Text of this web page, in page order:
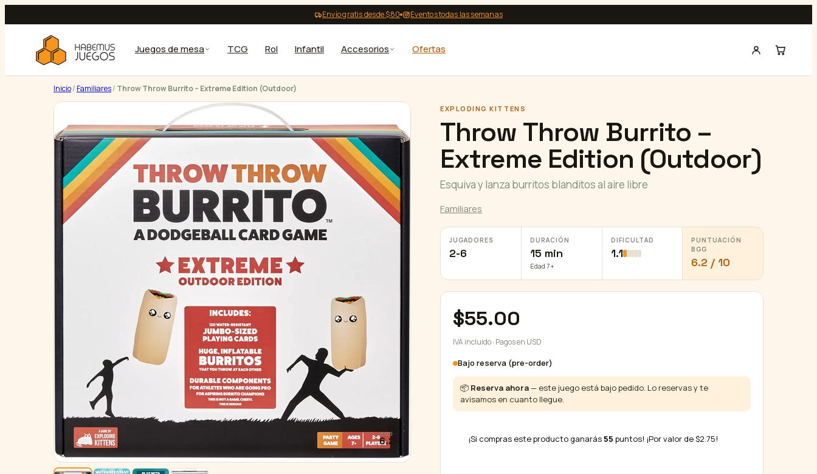
al
contenido
Envío gratis desde $80 Eventos todas las semanas
Juegos de mesa TCG Rol Infantil Accesorios Ofertas
Inicio/ Familiares/ Throw Throw Burrito – Extreme Edition (Outdoor)
BGG
6.2
EXPLODING KITTENS
Throw Throw Burrito –
Extreme Edition (Outdoor)
Esquiva y lanza burritos blanditos al aire libre
Familiares
JUGADORES
2-6
DURACIÓN
15 min
Edad 7+
DIFICULTAD
1.1
PUNTUACIÓN
BGG
6.2 / 10
$55.00
IVA incluido · Pagos en USD
Bajo reserva (pre-order)
📦 Reserva ahora— este juego está bajo pedido. Lo reservas y te
avisamos en cuanto llegue.
¡Si compras este producto ganarás55 puntos! ¡Por valor de$2.75!